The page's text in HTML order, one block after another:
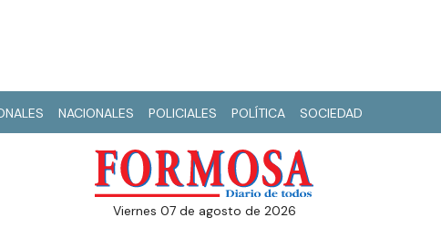
NACIONALES POLICIALES POLÍTICA SOCIEDAD
viernes 07 de agosto de 2026